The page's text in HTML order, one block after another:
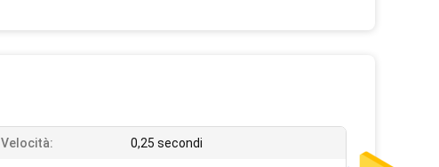
Velocità: 0,25 secondi